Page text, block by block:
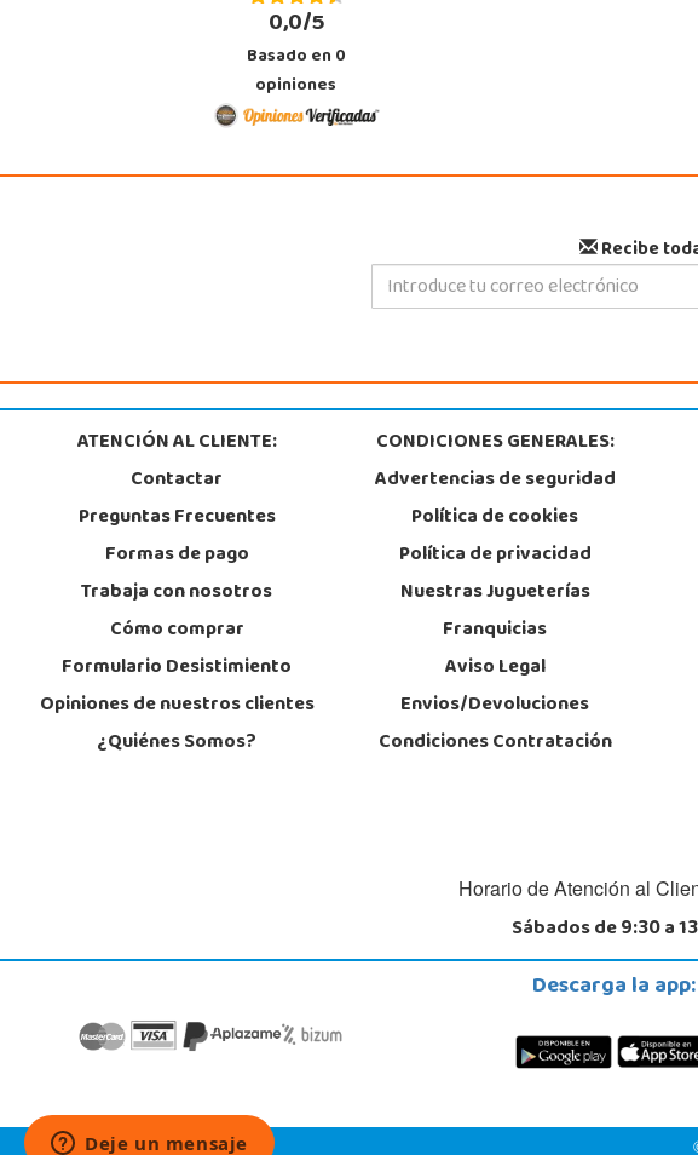
0,0/5
Basado en0
opiniones
Recibe
ATENCIÓN AL CLIENTE:
Contactar
Preguntas Frecuentes
Formas de pago
Trabaja con nosotros
Cómo comprar
Formulario Desistimiento
Opiniones de nuestros clientes
¿Quiénes Somos?
CONDICIONES GENERALES:
Advertencias de seguridad
Política de cookies
Política de privacidad
Nuestras Jugueterías
Franquicias
Aviso Legal
Envios/Devoluciones
Condiciones Contratación
Horario de Atención al
Sábados de 9:30 a
Descarga la app: